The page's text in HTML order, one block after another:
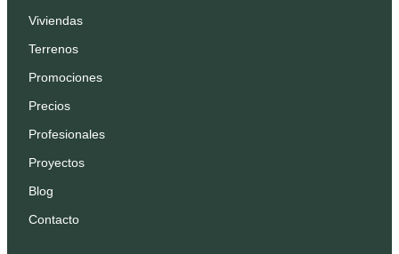
Viviendas
Terrenos
Promociones
Precios
Profesionales
Proyectos
Blog
Contacto